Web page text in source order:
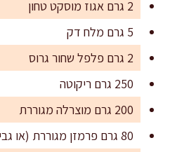
2 גרם אגוז מוסקט טחון
5 גרם מלח דק
2 גרם פלפל שחור גרוס
250 גרם ריקוטה
200 גרם מוצרלה מגוררת
80 גרם פרמזן מגוררת (או גבינה קשה דומה)